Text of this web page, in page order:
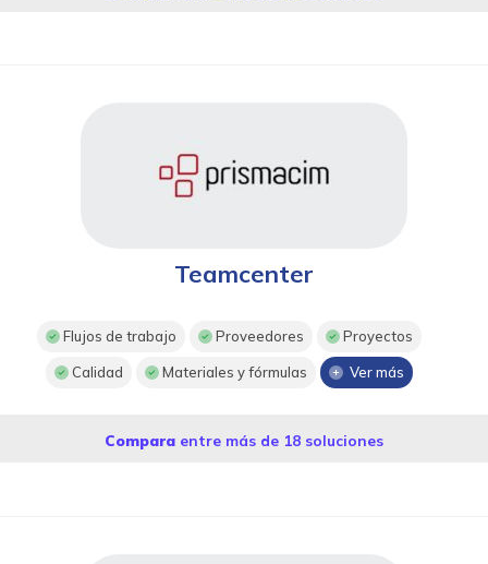
Teamcenter
Flujos de trabajo Proveedores Proyectos
Calidad Materiales y fórmulas Ver más
Compara entre más de 18 soluciones